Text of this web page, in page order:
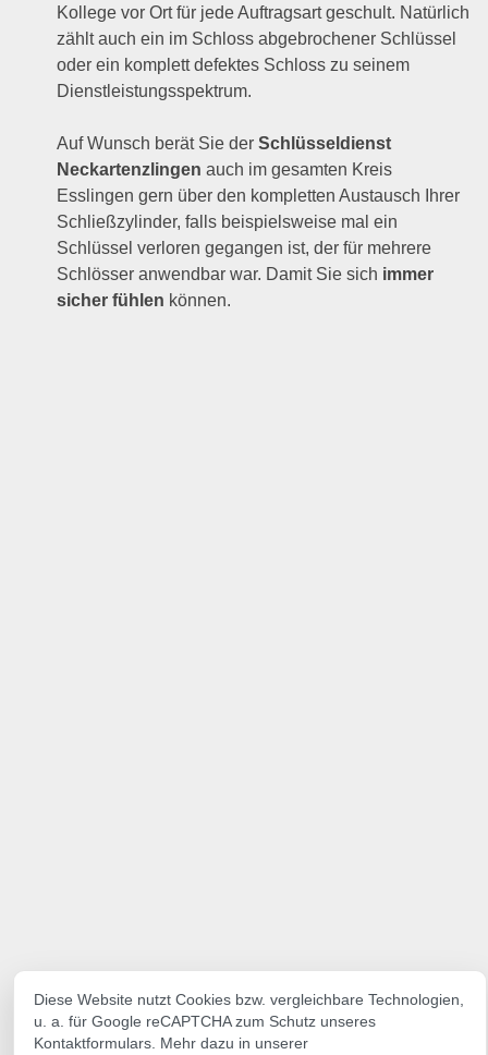
Kollege vor Ort für jede Auftragsart geschult. Natürlich
zählt auch ein im Schloss abgebrochener Schlüssel
oder ein komplett defektes Schloss zu seinem
Dienstleistungsspektrum.
Auf Wunsch berät Sie derSchlüsseldienst
Neckartenzlingen auch im gesamten Kreis
Esslingen gern über den kompletten Austausch Ihrer
Schließzylinder, falls beispielsweise mal ein
Schlüssel verloren gegangen ist, der für mehrere
Schlösser anwendbar war. Damit Sie sich immer
sicher fühlen können.
Diese Website nutzt Cookies bzw. vergleichbare Technologien,
u. a. für Google reCAPTCHA zum Schutz unseres
Kontaktformulars. Mehr dazu in unserer